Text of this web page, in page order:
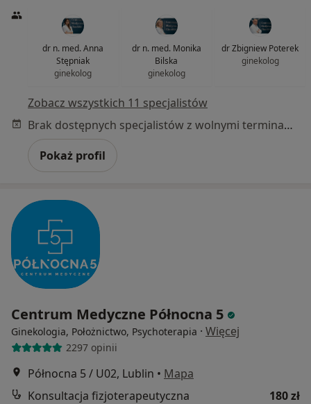
dr n. med. Anna
Stępniak
ginekolog
dr n. med. Monika
Bilska
ginekolog
dr Zbigniew Poterek
ginekolog
Zobacz wszystkich 11 specjalistów
Brak dostępnych specjalistów z wolnymi terminami w tym centrum medycznym.
Pokaż profil
Centrum Medyczne Północna 5
Ginekologia, Położnictwo, Psychoterapia · Więcej
2297 opinii
Północna 5 / U02, Lublin • Mapa
Konsultacja fizjoterapeutyczna
180 zł